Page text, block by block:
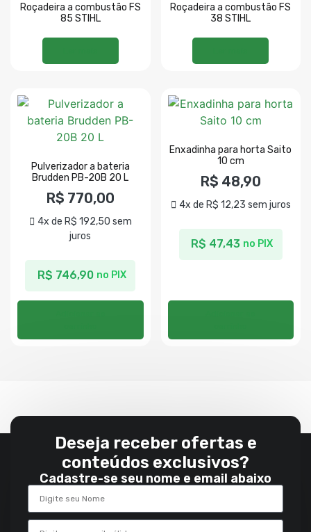
Roçadeira a combustão FS
85 STIHL
Roçadeira a combustão FS
38 STIHL
Pulverizador a bateria
Brudden PB-20B 20 L
R$ 770,00
4x de R$ 192,50 sem
juros
R$ 746,90 no PIX
Enxadinha para horta Saito
10 cm
R$ 48,90
4x de R$ 12,23 sem juros
R$ 47,43 no PIX
Deseja receber ofertas e
conteúdos exclusivos?
Cadastre-se seu nome e email abaixo